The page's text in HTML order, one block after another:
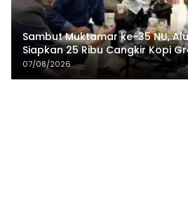
Sambut Muktamar ke-35 NU,
Siapkan 25 Ribu Cangkir Kopi
07/08/2026